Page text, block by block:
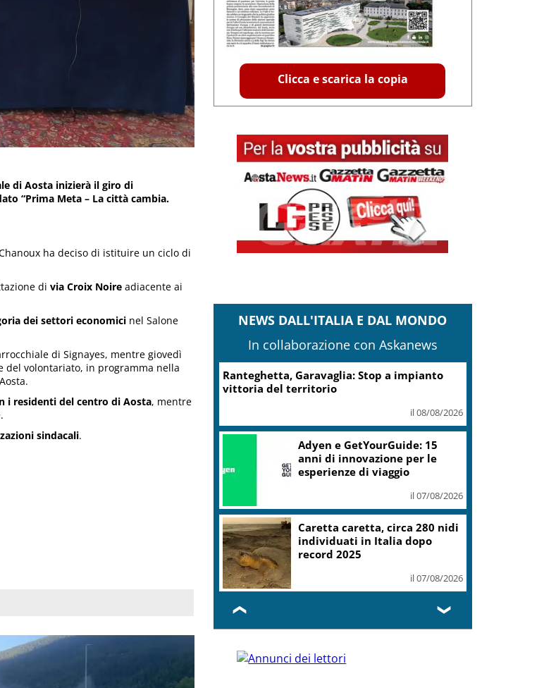
di Aosta inizierà il giro di
“Prima Meta – La città cambia.
ha deciso di istituire un ciclo di
di via Croix Noire adiacente ai
dei settori economici nel Salone
di Signayes, mentre giovedì
del volontariato, in programma nella
i residenti del centro di Aosta, mentre
sindacali.
Clicca e scarica la copia
NEWS DALL'ITALIA E DAL MONDO
In collaborazione con Askanews
Ranteghetta, Garavaglia: Stop a impianto
vittoria del territorio
il 08/08/2026
Adyen e GetYourGuide: 15
anni di innovazione per le
esperienze di viaggio
il 07/08/2026
Caretta caretta, circa 280 nidi
individuati in Italia dopo
record 2025
il 07/08/2026
❮ ❯